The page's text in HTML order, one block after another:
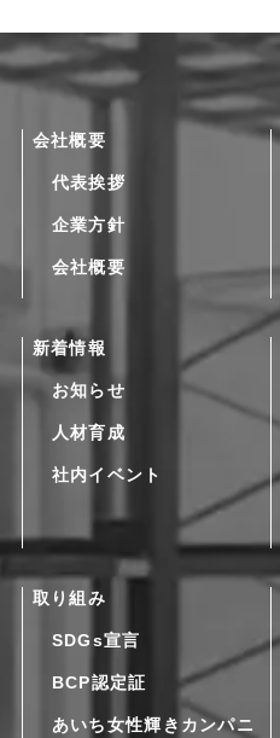
会社概要
代表挨拶
企業方針
会社概要
新着情報
お知らせ
人材育成
社内イベント
取り組み
SDGs宣言
BCP認定証
あいち女性輝きカンパニ